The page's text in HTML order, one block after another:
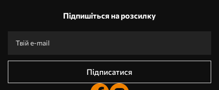
Підпишіться на розсилку
Підписатися